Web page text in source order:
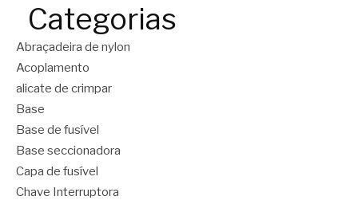
Categorias
Abraçadeira de nylon
Acoplamento
alicate de crimpar
Base
Base de fusível
Base seccionadora
Capa de fusível
Chave Interruptora